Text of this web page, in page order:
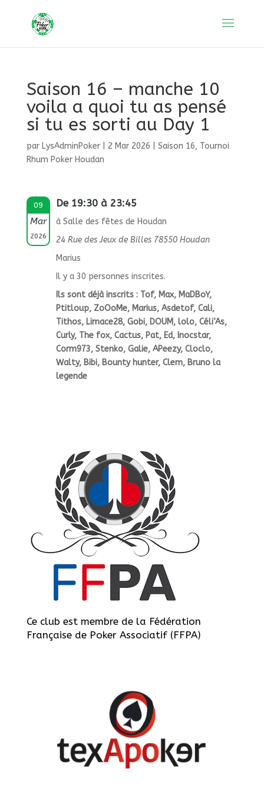
Saison 16 – manche 10
voila a quoi tu as pensé
si tu es sorti au Day 1
par LysAdminPoker| 2 Mar 2026 Saison 16, Tournoi
Rhum Poker Houdan
09
Mar
2026
De 19:30 à 23:45
à Salle des fêtes de Houdan
24 Rue des Jeux de Billes 78550 Houdan
Marius
Il y a 30 personnes inscrites.
Ils sont déjà inscrits : Tof, Max, MaDBoY,
Ptitloup, ZoOoMe, Marius, Asdetof, Cali,
Tithos, Limace28, Gobi, DOUM, lolo, Céli’As,
Curly, The fox, Cactus, Pat, Ed, Inocstar,
Corm973, Stenko, Galie, APeezy, Cloclo,
Walty, Bibi, Bounty hunter, Clem, Bruno la
legende
Ce club est membre de la Fédération
Française de Poker Associatif (FFPA)